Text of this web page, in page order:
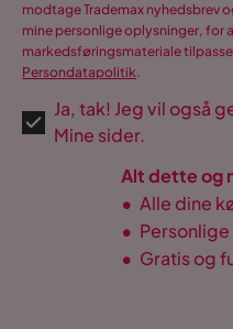
modtage Trademax nyhedsbrev
mine personlige oplysninger, for
markedsføringsmateriale
Persondatapolitik.
Ja, tak! Jeg vil også
Mine sider.
Alt dette og
• Alle dine
•
• Gratis og